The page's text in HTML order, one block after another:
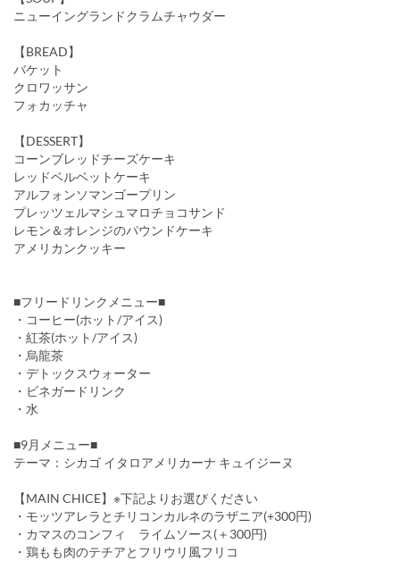
ニューイングランドクラムチャウダー
【BREAD】
バケット
クロワッサン
フォカッチャ
【DESSERT】
コーンブレッドチーズケーキ
レッドベルベットケーキ
アルフォンソマンゴープリン
プレッツェルマシュマロチョコサンド
レモン＆オレンジのパウンドケーキ
アメリカンクッキー
■フリードリンクメニュー■
・コーヒー(ホット/アイス)
・紅茶(ホット/アイス)
・烏龍茶
・デトックスウォーター
・ビネガードリンク
・水
■9月メニュー■
テーマ：シカゴ イタロアメリカーナ キュイジーヌ
【MAIN CHICE】※下記よりお選びください
・モッツアレラとチリコンカルネのラザニア(+300円)
・カマスのコンフィ ライムソース(＋300円)
・鶏もも肉のテチアとフリウリ風フリコ